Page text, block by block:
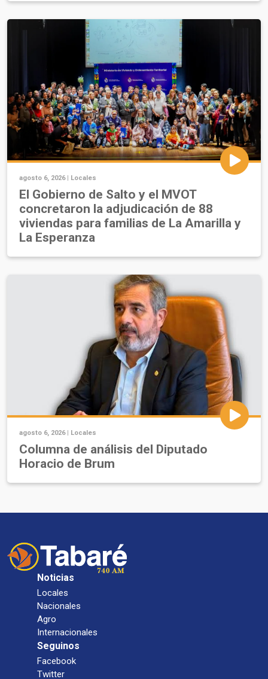
agosto 6, 2026 | Locales
El Gobierno de Salto y el MVOT
concretaron la adjudicación de 88
viviendas para familias de La Amarilla y
La Esperanza
agosto 6, 2026 | Locales
Columna de análisis del Diputado
Horacio de Brum
Noticias
Locales
Nacionales
Agro
Internacionales
Seguinos
Facebook
Twitter